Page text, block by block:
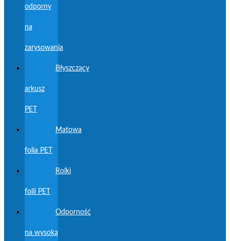
odporny
na
zarysowania
Błyszczący
arkusz
PET
Matowa
folia PET
Rolki
folii PET
Odporność
na wysoką